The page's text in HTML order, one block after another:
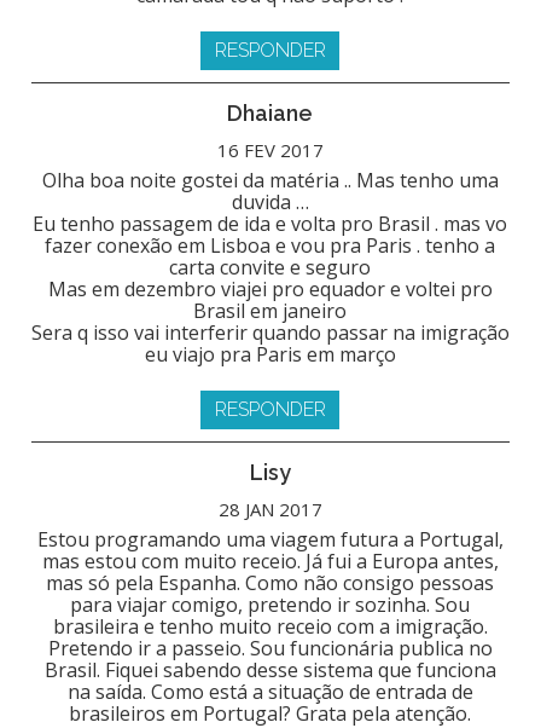
RESPONDER
Dhaiane
16 FEV 2017
Olha boa noite gostei da matéria .. Mas tenho uma
duvida …
Eu tenho passagem de ida e volta pro Brasil . mas vo
fazer conexão em Lisboa e vou pra Paris . tenho a
carta convite e seguro
Mas em dezembro viajei pro equador e voltei pro
Brasil em janeiro
Sera q isso vai interferir quando passar na imigração
eu viajo pra Paris em março
RESPONDER
Lisy
28 JAN 2017
Estou programando uma viagem futura a Portugal,
mas estou com muito receio. Já fui a Europa antes,
mas só pela Espanha. Como não consigo pessoas
para viajar comigo, pretendo ir sozinha. Sou
brasileira e tenho muito receio com a imigração.
Pretendo ir a passeio. Sou funcionária publica no
Brasil. Fiquei sabendo desse sistema que funciona
na saída. Como está a situação de entrada de
brasileiros em Portugal? Grata pela atenção.